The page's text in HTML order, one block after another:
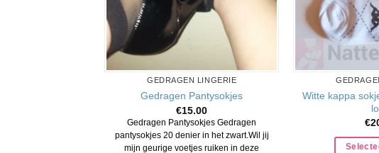
GEDRAGEN LINGERIE
Gedragen Pantysokjes
€15.00
Gedragen Pantysokjes Gedragen
pantysokjes 20 denier in het zwart.Wil jij
mijn geurige voetjes ruiken in deze
Witte kappa
€